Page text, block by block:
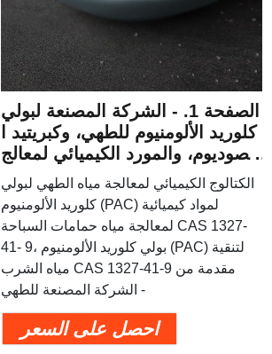
الصفحة 1. - الشركة المصنعة لبولي
كلوريد الألومنيوم للطهي، وكبريتيد ا
لصوديوم، والمورد الكيميائي لمعالج
ة المياه
الكتالوج الكيميائي لمعالجة مياه الطهي لبولي
كلوريد الألومنيوم (PAC) لمواد كيميائية
لمعالجة مياه حمامات السباحة CAS 1327-
41- 9، بولي كلوريد الألومنيوم (PAC) لتنقية
مياه الشرب CAS 1327-41-9 مقدمة من
الشركة المصنعة للطهي -
احصل على السعر